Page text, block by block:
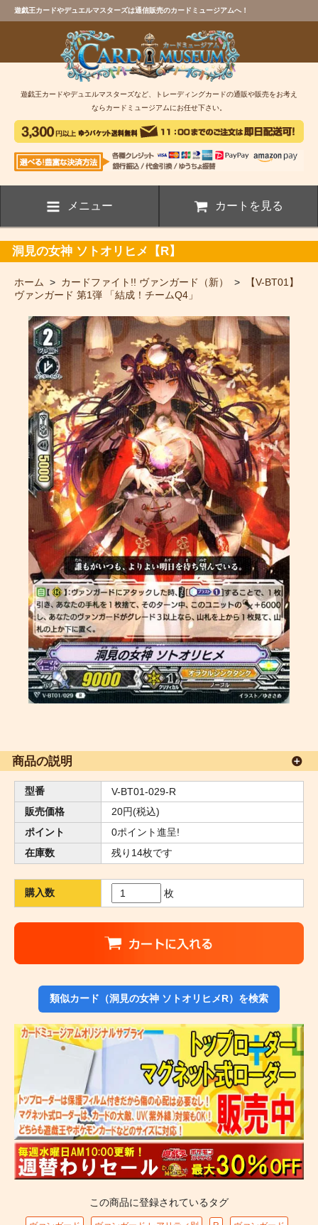
遊戯王カードやデュエルマスターズは通信販売のカードミュージアムへ！
遊戯王カードやデュエルマスターズなど、トレーディングカードの通販や販売をお考え
ならカードミュージアムにお任せ下さい。
メニュー カートを見る
洞見の女神 ソトオリヒメ【R】
ホーム > カードファイト!! ヴァンガード（新） >
【V-BT01】
ヴァンガード 第1弾 「結成！チームQ4」
商品の説明
型番
V-BT01-029-R
販売価格
20円(税込)
ポイント
0ポイント進呈!
在庫数
残り14枚です
購入数 枚
類似カード（洞見の女神 ソトオリヒメR）を検索
この商品に登録されているタグ